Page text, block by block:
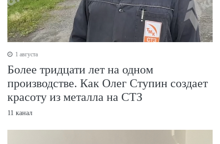
1 августа
Более тридцати лет на одном
производстве. Как Олег Ступин создает
красоту из металла на СТЗ
11 канал